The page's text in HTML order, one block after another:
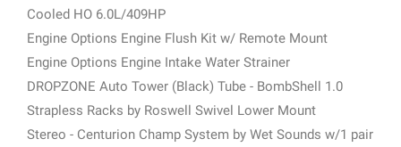
Cooled HO 6.0L/409HP
Engine Options Engine Flush Kit w/ Remote Mount
Engine Options Engine Intake Water Strainer
DROPZONE Auto Tower (Black) Tube - BombShell 1.0
Strapless Racks by Roswell Swivel Lower Mount
Stereo - Centurion Champ System by Wet Sounds w/1 pair